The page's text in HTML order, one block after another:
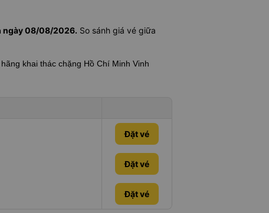
ngày 08/08/2026. So sánh giá vé giữa
khai thác chặng Hồ Chí Minh Vinh
Đặt vé
Đặt vé
Đặt vé